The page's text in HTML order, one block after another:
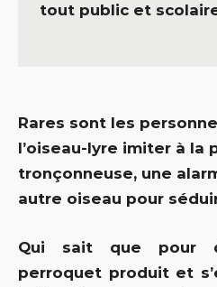
tout public et
Rares sont les
l’oiseau-lyre imiter à la
tronçonneuse, une
autre oiseau pour
Qui sait que pour
perroquet produit et